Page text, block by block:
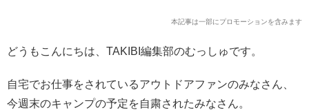
本記事は一部にプロモーションを含みます
どうもこんにちは、TAKIBI編集部のむっしゅです。
自宅でお仕事をされているアウトドアファンのみなさん、
今週末のキャンプの予定を自粛されたみなさん。